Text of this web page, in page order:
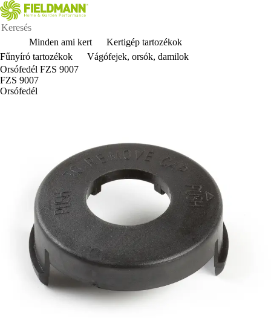
Minden ami kert
Kertigép tartozékok
Fűnyíró tartozékok
Vágófejek, orsók, damilok
Orsófedél FZS 9007
FZS 9007
Orsófedél